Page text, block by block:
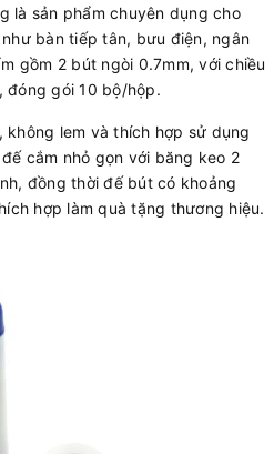
là sản phẩm chuyên dụng cho
bàn tiếp tân, bưu điện, ngân
gồm 2 bút ngòi 0.7mm, với chiều
gói 10 bộ/hộp.
không lem và thích hợp sử dụng
cắm nhỏ gọn với băng keo 2
đồng thời đế bút có khoảng
hợp làm quà tặng thương hiệu.